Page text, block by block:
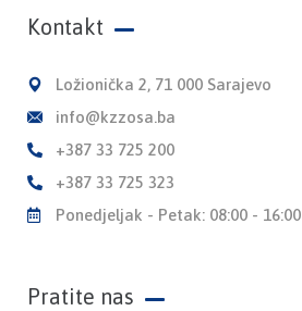
Kontakt
Ložionička 2, 71 000 Sarajevo
info@kzzosa.ba
+387 33 725 200
+387 33 725 323
Ponedjeljak - Petak: 08:00 - 16:00
Pratite nas